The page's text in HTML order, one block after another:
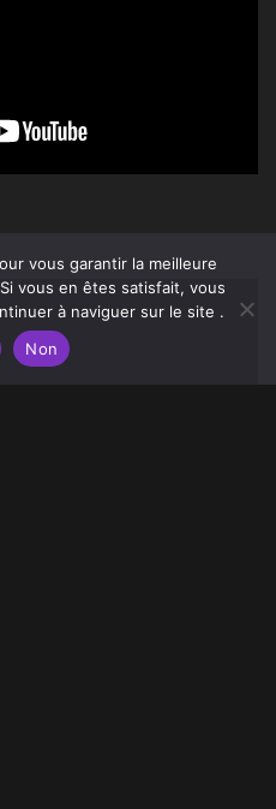
vous garantir la meilleure
vous en êtes satisfait, vous
à naviguer sur le site .
Non